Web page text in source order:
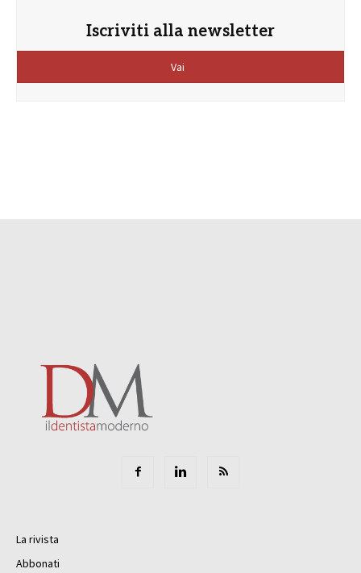
Iscriviti alla newsletter
Vai
La rivista
Abbonati